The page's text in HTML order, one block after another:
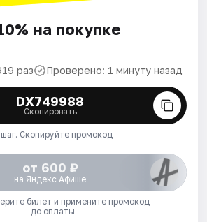
на покупке
раз Проверено: 1 минуту назад
DX749988
Скопировать
Скопируйте промокод
от 600 ₽
на Яндекс Афише
билет и примените промокод
до оплаты